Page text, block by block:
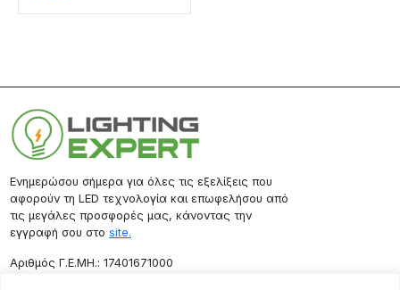
Ενημερώσου σήμερα για όλες τις εξελίξεις που
αφορούν τη LED τεχνολογία και επωφελήσου από
τις μεγάλες προσφορές μας, κάνοντας την
εγγραφή σου στο site.
Aριθμός Γ.Ε.ΜΗ.: 17401671000